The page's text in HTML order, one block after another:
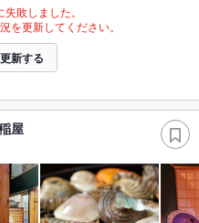
敗しました。
を更新してください。
新する
屋